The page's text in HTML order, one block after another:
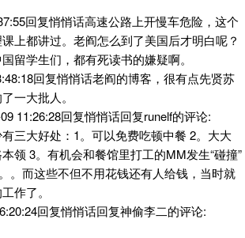
回复悄悄话高速公路上开慢车危险，这个
上都讲过。老阎怎么到了美国后才明白呢？
留学生们，都有死读书的嫌疑啊。
回复悄悄话老阎的博客，很有点先贤苏
一大批人。
11:26:28回复悄悄话回复runelf的评论:
三大好处：1。可以免费吃顿中餐 2。大大
领 3。有机会和餐馆里打工的MM发生“碰撞”
。而这些不但不用花钱还有人给钱，当时就
作了。
回复悄悄话回复神偷李二的评论: